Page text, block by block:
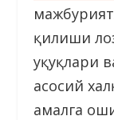
қилиши
ҳуқуқлари
асосий
амалга